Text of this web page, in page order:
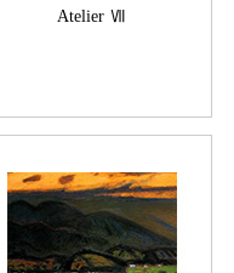
Atelier Ⅶ